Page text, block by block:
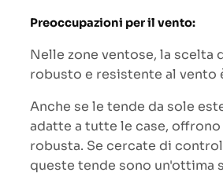
Preoccupazioni per il vento:
Nelle zone ventose, la scelta
robusto e resistente al vento
Anche se le tende da sole
adatte a tutte le case, offrono
robusta. Se cercate di
queste tende sono un'ottima